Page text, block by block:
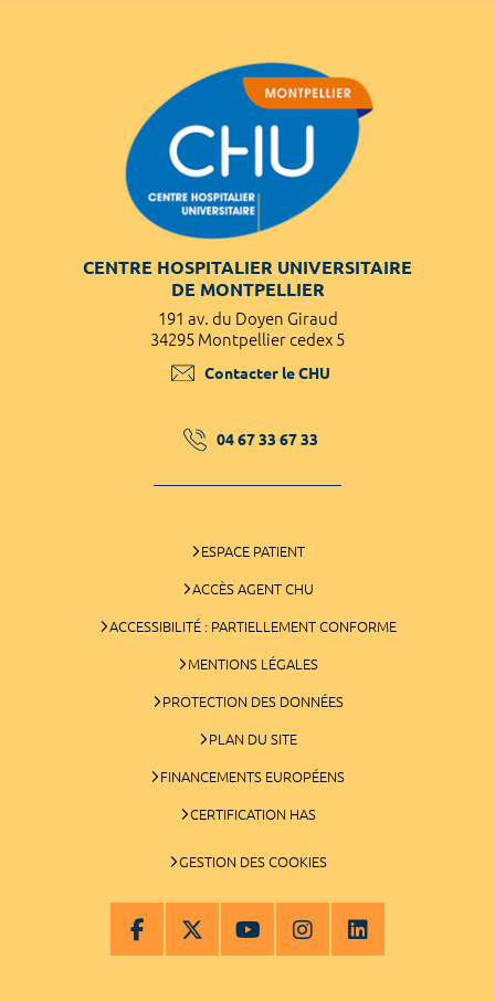
CENTRE HOSPITALIER UNIVERSITAIRE
DE MONTPELLIER
191 av. du Doyen Giraud
34295 Montpellier cedex 5
Contacter le CHU
04 67 33 67 33
ESPACE PATIENT
ACCÈS AGENT CHU
ACCESSIBILITÉ : PARTIELLEMENT CONFORME
MENTIONS LÉGALES
PROTECTION DES DONNÉES
PLAN DU SITE
FINANCEMENTS EUROPÉENS
CERTIFICATION HAS
GESTION DES COOKIES